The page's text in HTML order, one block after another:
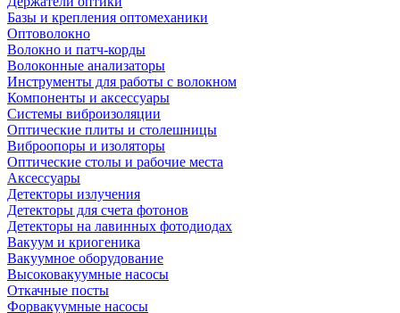
Базы и крепления оптомеханики
Оптоволокно
Волокно и патч-корды
Волоконные анализаторы
Инструменты для работы с волокном
Компоненты и аксессуары
Системы виброизоляции
Оптические плиты и столешницы
Виброопоры и изоляторы
Оптические столы и рабочие места
Аксессуары
Детекторы излучения
Детекторы для счета фотонов
Детекторы на лавинных фотодиодах
Вакуум и криогеника
Вакуумное оборудование
Высоковакуумные насосы
Откачные посты
Форвакуумные насосы